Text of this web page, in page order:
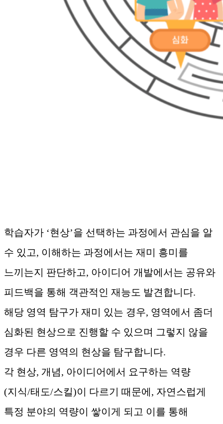
학습자가 ‘현상’을 선택하는 과정에서 관심을 알
수 있고, 이해하는 과정에서는 재미 흥미를
느끼는지 판단하고, 아이디어 개발에서는 공유와
피드백을 통해 객관적인 재능도 발견합니다.
해당 영역 탐구가 재미 있는 경우, 영역에서 좀더
심화된 현상으로 진행할 수 있으며 그렇지 않을
경우 다른 영역의 현상을 탐구합니다.
각 현상, 개념, 아이디어에서 요구하는 역량
(지식/태도/스킬)이 다르기 때문에, 자연스럽게
특정 분야의 역량이 쌓이게 되고 이를 통해